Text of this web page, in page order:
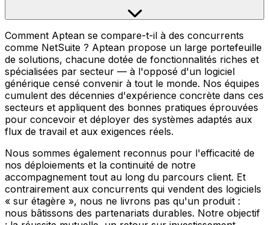
Comment Aptean se compare-t-il à des concurrents
comme NetSuite ? Aptean propose un large portefeuille
de solutions, chacune dotée de fonctionnalités riches et
spécialisées par secteur — à l'opposé d'un logiciel
générique censé convenir à tout le monde. Nos équipes
cumulent des décennies d'expérience concrète dans ces
secteurs et appliquent des bonnes pratiques éprouvées
pour concevoir et déployer des systèmes adaptés aux
flux de travail et aux exigences réels.
Nous sommes également reconnus pour l'efficacité de
nos déploiements et la continuité de notre
accompagnement tout au long du parcours client. Et
contrairement aux concurrents qui vendent des logiciels
« sur étagère », nous ne livrons pas qu'un produit :
nous bâtissons des partenariats durables. Notre objectif